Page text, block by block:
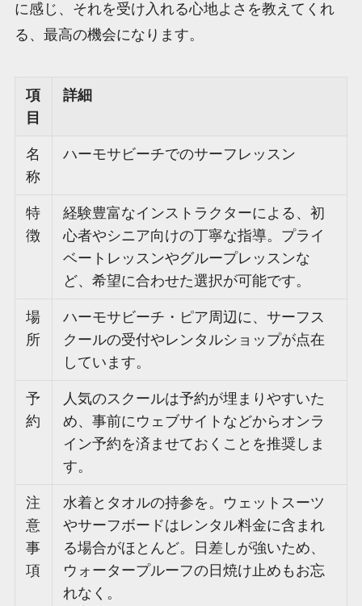
に感じ、それを受け入れる心地よさを教えてくれ
る、最高の機会になります。
項
目
詳細
名
称
ハーモサビーチでのサーフレッスン
特
徴
経験豊富なインストラクターによる、初
心者やシニア向けの丁寧な指導。プライ
ベートレッスンやグループレッスンな
ど、希望に合わせた選択が可能です。
場
所
ハーモサビーチ・ピア周辺に、サーフス
クールの受付やレンタルショップが点在
しています。
予
約
人気のスクールは予約が埋まりやすいた
め、事前にウェブサイトなどからオンラ
イン予約を済ませておくことを推奨しま
す。
注
意
事
項
水着とタオルの持参を。ウェットスーツ
やサーフボードはレンタル料金に含まれ
る場合がほとんど。日差しが強いため、
ウォータープルーフの日焼け止めもお忘
れなく。